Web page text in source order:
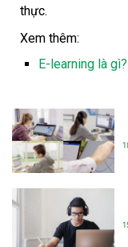
thực.
Xem thêm:
E-learning là